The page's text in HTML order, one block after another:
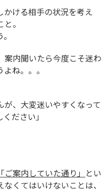
ける相手の状況を考え
。
案内聞いたら今度こそ迷わ
ね。。。
が、大変迷いやすくなって
ださい」
「ご案内していた通り」 とい
くてはいけないことは、